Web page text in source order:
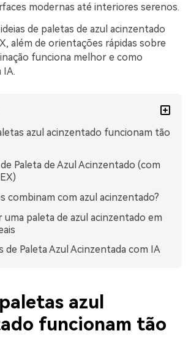
modernas até interiores serenos.
de paletas de azul acinzentado
além de orientações rápidas sobre
funciona melhor e como
IA.
azul acinzentado funcionam tão
Paleta de Azul Acinzentado (com
combinam com azul acinzentado?
uma paleta de azul acinzentado em
de Paleta Azul Acinzentada com IA
azul
funcionam tão